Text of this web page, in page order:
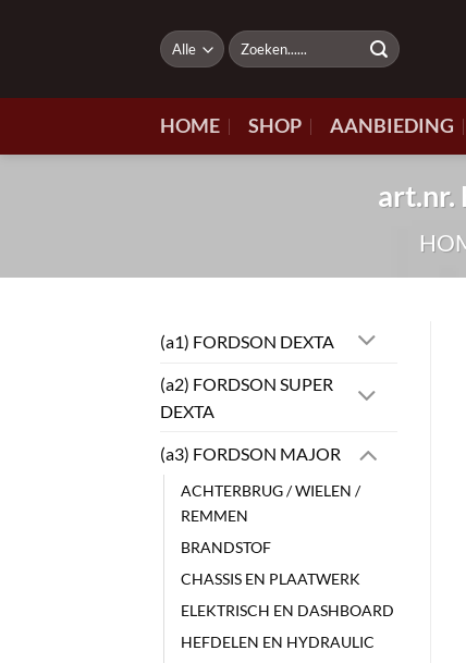
Zoeken
naar:
HOME SHOP AANBIEDING
art.nr.
(a1) FORDSON DEXTA
(a2) FORDSON SUPER
DEXTA
(a3) FORDSON MAJOR
ACHTERBRUG / WIELEN /
REMMEN
BRANDSTOF
CHASSIS EN PLAATWERK
ELEKTRISCH EN DASHBOARD
HEFDELEN EN HYDRAULIC